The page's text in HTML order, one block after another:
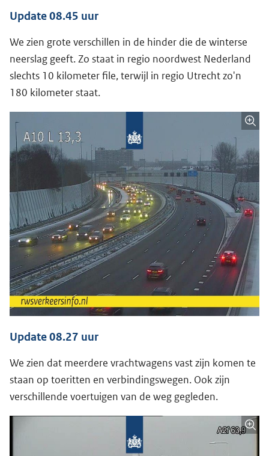
Update 08.45 uur
We zien grote verschillen in de hinder die de winterse
neerslag geeft. Zo staat in regio noordwest Nederland
slechts 10 kilometer file, terwijl in regio Utrecht zo'n
180 kilometer staat.
Update 08.27 uur
We zien dat meerdere vrachtwagens vast zijn komen te
staan op toeritten en verbindingswegen. Ook zijn
verschillende voertuigen van de weg gegleden.